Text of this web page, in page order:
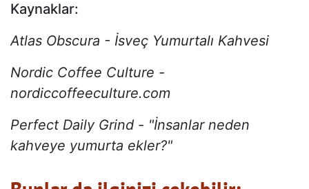
Kaynaklar:
Atlas Obscura - İsveç Yumurtalı Kahvesi
Nordic Coffee Culture -
nordiccoffeeculture.com
Perfect Daily Grind - "İnsanlar neden
kahveye yumurta ekler?"